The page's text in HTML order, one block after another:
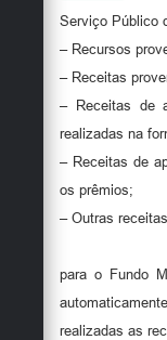
Serviço Público
– Recursos
– Receitas
– Receitas de
realizadas na
– Receitas de
os prêmios;
– Outras
§
para o Fundo
realizadas as